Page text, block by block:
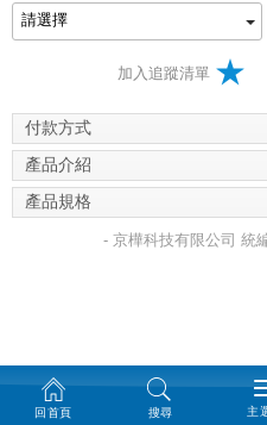
加入追蹤清單
付款方式
產品介紹
產品規格
- 京樺科技有限公司 統
回首頁 搜尋 主